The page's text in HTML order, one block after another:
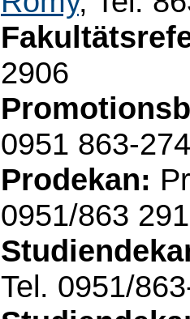
2906
0951 863-
Prodekan:
0951/863
Tel. 0951/